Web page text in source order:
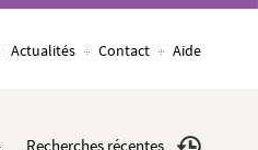
Actualités Contact Aide
Recherches récentes